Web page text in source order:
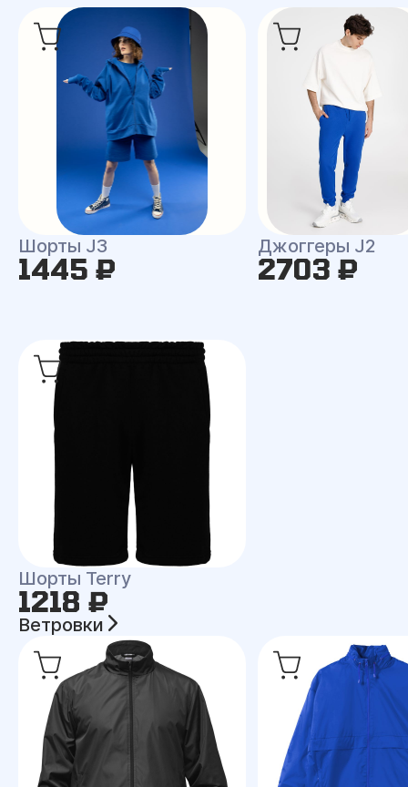
Шорты J3
1445 ₽
Джоггеры J2
2703 ₽
Шорты Terry
1218 ₽
Ветровки